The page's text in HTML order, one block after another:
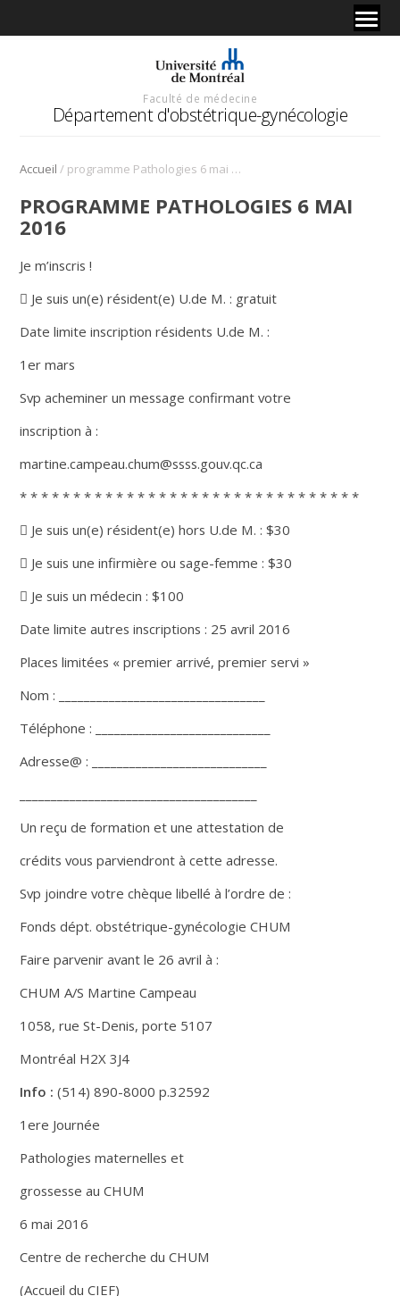
Faculté de médecine
Département d'obstétrique-gynécologie
Accueil / programme Pathologies 6 mai 2016
PROGRAMME PATHOLOGIES 6 MAI
2016
Je m’inscris !
􀀀 Je suis un(e) résident(e) U.de M. : gratuit
Date limite inscription résidents U.de M. :
1er mars
Svp acheminer un message confirmant votre
inscription à :
martine.campeau.chum@ssss.gouv.qc.ca
* * * * * * * * * * * * * * * * * * * * * * * * * * * * * * * *
􀀀 Je suis un(e) résident(e) hors U.de M. : $30
􀀀 Je suis une infirmière ou sage-femme : $30
􀀀 Je suis un médecin : $100
Date limite autres inscriptions : 25 avril 2016
Places limitées « premier arrivé, premier servi »
Nom : _________________________________
Téléphone : ____________________________
Adresse@ : ____________________________
Un reçu de formation et une attestation de
crédits vous parviendront à cette adresse.
Svp joindre votre chèque libellé à l’ordre de :
Fonds dépt. obstétrique-gynécologie CHUM
Faire parvenir avant le 26 avril à :
CHUM A/S Martine Campeau
1058, rue St-Denis, porte 5107
Montréal H2X 3J4
Info :(514) 890-8000 p.32592
1ere Journée
Pathologies maternelles et
grossesse au CHUM
6 mai 2016
Centre de recherche du CHUM
(Accueil du CIEF)